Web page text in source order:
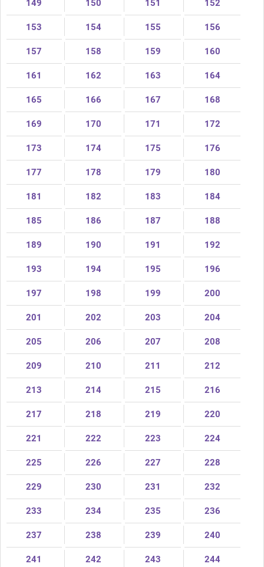
149 150 151 152
153 154 155 156
157 158 159 160
161 162 163 164
165 166 167 168
169 170 171 172
173 174 175 176
177 178 179 180
181 182 183 184
185 186 187 188
189 190 191 192
193 194 195 196
197 198 199 200
201 202 203 204
205 206 207 208
209 210 211 212
213 214 215 216
217 218 219 220
221 222 223 224
225 226 227 228
229 230 231 232
233 234 235 236
237 238 239 240
241 242 243 244